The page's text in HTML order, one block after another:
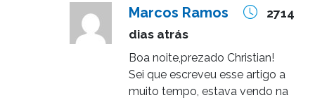
Marcos Ramos
2714
dias atrás
Boa noite,prezado Christian!
Sei que escreveu esse artigo a
muito tempo, estava vendo na